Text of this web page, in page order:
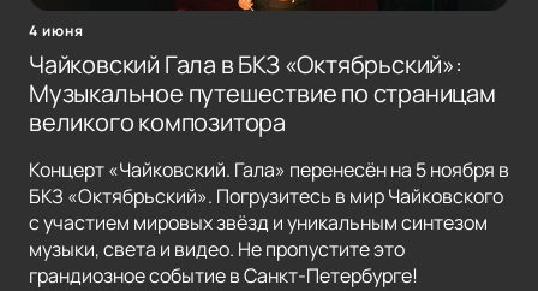
4 июня
Чайковский Гала в БКЗ «Октябрьский»:
Музыкальное путешествие по страницам
великого композитора
Концерт «Чайковский. Гала» перенесён на 5 ноября в
БКЗ «Октябрьский». Погрузитесь в мир Чайковского
с участием мировых звёзд и уникальным синтезом
музыки, света и видео. Не пропустите это
грандиозное событие в Санкт-Петербурге!